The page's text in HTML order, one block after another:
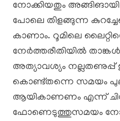
നോക്കിയതും അങ്ങിങായി
പോലെ തിളങ്ങുന്ന
കാണാം. റൂമിലെ
നേർത്തരീതിയിൽ
അത്യാവശ്യം നല്ലതണുപ്പ്
കൊണ്ട്തന്നെ സമയം
ആയികാണണം എന്ന്
ഫോണെടുത്തുസമയം